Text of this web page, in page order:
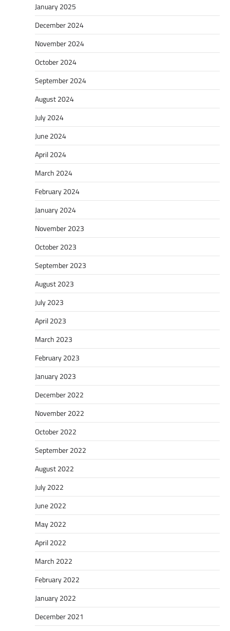
January 2025
December 2024
November 2024
October 2024
September 2024
August 2024
July 2024
June 2024
April 2024
March 2024
February 2024
January 2024
November 2023
October 2023
September 2023
August 2023
July 2023
April 2023
March 2023
February 2023
January 2023
December 2022
November 2022
October 2022
September 2022
August 2022
July 2022
June 2022
May 2022
April 2022
March 2022
February 2022
January 2022
December 2021